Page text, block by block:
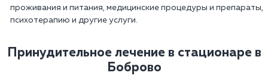
проживания и питания, медицинские процедуры и препараты,
психотерапию и другие услуги.
Принудительное лечение в стационаре в
Боброво